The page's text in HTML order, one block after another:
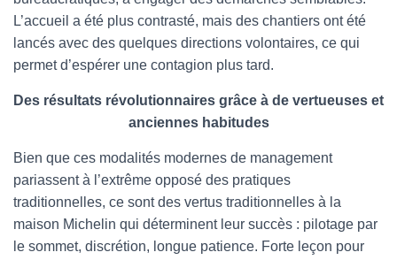
L’accueil a été plus contrasté, mais des chantiers ont été
lancés avec des quelques directions volontaires, ce qui
permet d’espérer une contagion plus tard.
Des résultats révolutionnaires grâce à de vertueuses et
anciennes habitudes
Bien que ces modalités modernes de management
pariassent à l’extrême opposé des pratiques
traditionnelles, ce sont des vertus traditionnelles à la
maison Michelin qui déterminent leur succès : pilotage par
le sommet, discrétion, longue patience. Forte leçon pour